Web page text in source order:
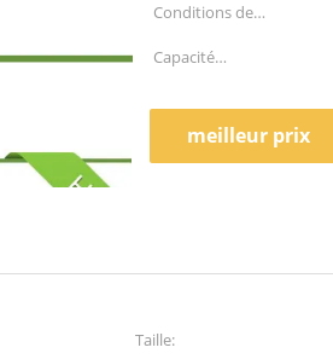
Conditions de
paiement:
Capacité
meilleur prix
Taille: